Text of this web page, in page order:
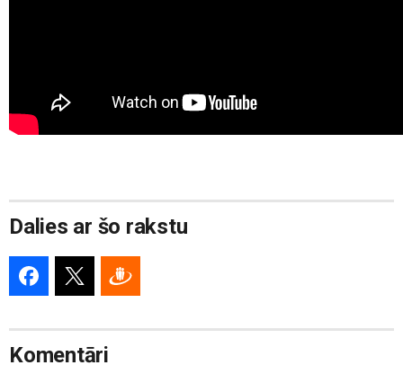
Dalies ar šo rakstu
Komentāri